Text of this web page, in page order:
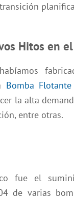
Hitos en
Bomba
la alta
entre otras.
fue el
de varias